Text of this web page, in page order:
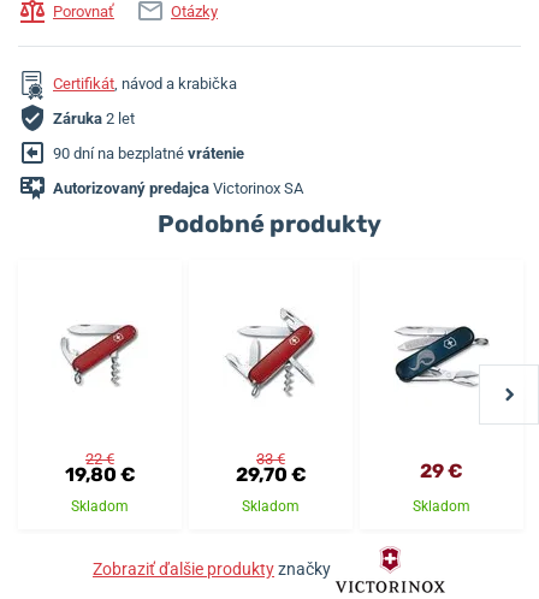
Porovnať Otázky
Certifikát, návod a krabička
Záruka 2 let
90 dní na bezplatné vrátenie
Autorizovaný predajca Victorinox SA
Podobné produkty
22 €
19,80 €
Skladom
33 €
29,70 €
Skladom
29 €
Skladom
Zobraziť ďalšie produktyznačky